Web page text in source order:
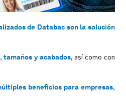
de Databac son la solución
y acabados, así como con
beneficios para empresas,